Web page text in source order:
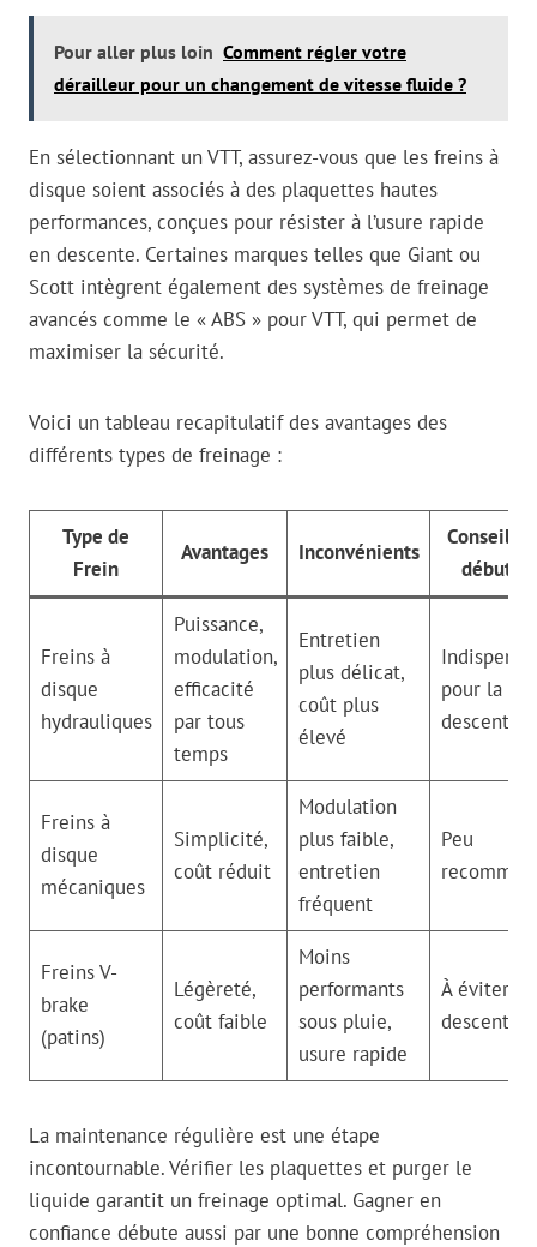
Pour aller plus loin Comment régler votre
dérailleur pour un changement de vitesse fluide ?
En sélectionnant un VTT, assurez-vous que les freins à
disque soient associés à des plaquettes hautes
performances, conçues pour résister à l’usure rapide
en descente. Certaines marques telles que Giant ou
Scott intègrent également des systèmes de freinage
avancés comme le « ABS » pour VTT, qui permet de
maximiser la sécurité.
Voici un tableau recapitulatif des avantages des
différents types de freinage :
Type de
Frein
Avantages Inconvénients
Conseils
Freins à
disque
hydrauliques
Puissance,
modulation,
efficacité
par tous
temps
Entretien
plus délicat,
coût plus
élevé
pour la
descente
Freins à
disque
mécaniques
Simplicité,
coût réduit
Modulation
plus faible,
entretien
fréquent
Peu
Freins V-
brake
(patins)
Légèreté,
coût faible
Moins
performants
sous pluie,
usure rapide
À éviter en
descente
La maintenance régulière est une étape
incontournable. Vérifier les plaquettes et purger le
liquide garantit un freinage optimal. Gagner en
confiance débute aussi par une bonne compréhension